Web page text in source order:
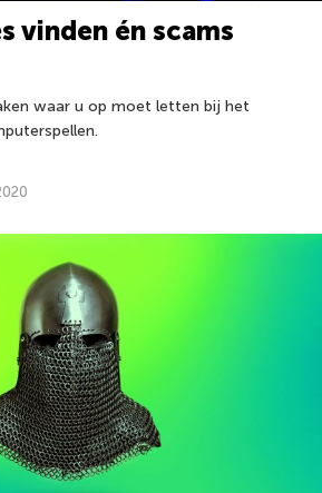
vinden én scams
waar u op moet letten bij het